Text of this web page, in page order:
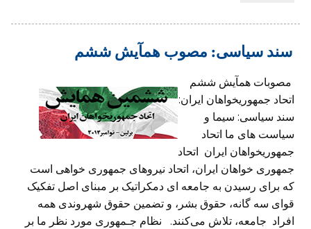
سند سیاسی: مصوب همآیش ششم
مصوبات همآیش ششم
اتحاد جمهوریخواهان ایران:
سند سیاسی: سیما و
سیاست های ما اتحاد
جمهوريخواهان ايران اتحاد
جمهوری خواهان ایران، اتحاد نیروهای جمهوری خواهی است
که برای رسیدن به جامعه ای دمکراتیک بر مبنای اصل تفکیک
قوای سه گانه، حقوق بشر، و تضمین حقوق شهروندی همه
افراد جامعه، تلاش می‌کنند. نظام جـمهوری مورد نظر ما بر